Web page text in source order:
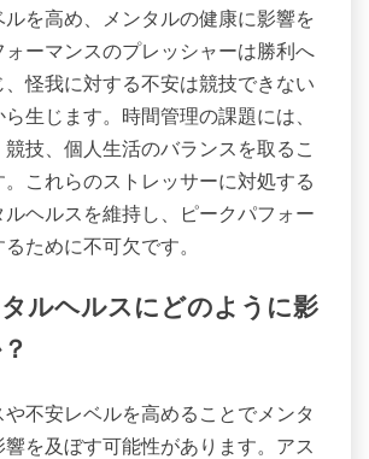
ルを高め、メンタルの健康に影響を
ーマンスのプレッシャーは勝利へ
怪我に対する不安は競技できない
生じます。時間管理の課題には、
競技、個人生活のバランスを取るこ
。これらのストレッサーに対処する
ルヘルスを維持し、ピークパフォー
ために不可欠です。
ルヘルスにどのように影
不安レベルを高めることでメンタ
を及ぼす可能性があります。アス